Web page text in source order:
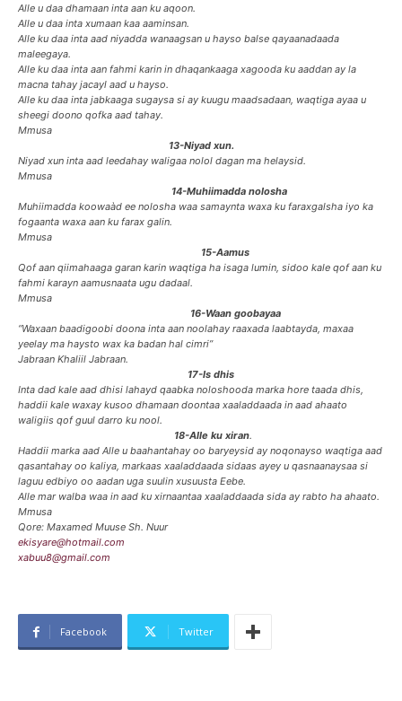
Alle u daa dhamaan inta aan ku aqoon.
Alle u daa inta xumaan kaa aaminsan.
Alle ku daa inta aad niyadda wanaagsan u hayso balse qayaanadaada
maleegaya.
Alle ku daa inta aan fahmi karin in dhaqankaaga xagooda ku aaddan ay la
macna tahay jacayl aad u hayso.
Alle ku daa inta jabkaaga sugaysa si ay kuugu maadsadaan, waqtiga ayaa u
sheegi doono qofka aad tahay.
Mmusa
13-Niyad xun.
Niyad xun inta aad leedahay waligaa nolol dagan ma helaysid.
Mmusa
14-Muhiimadda nolosha
Muhiimadda koowaàd ee nolosha waa samaynta waxa ku faraxgalsha iyo ka
fogaanta waxa aan ku farax galin.
Mmusa
15-Aamus
Qof aan qiimahaaga garan karin waqtiga ha isaga lumin, sidoo kale qof aan ku
fahmi karayn aamusnaata ugu dadaal.
Mmusa
16-Waan goobayaa
“Waxaan baadigoobi doona inta aan noolahay raaxada laabtayda, maxaa
yeelay ma haysto wax ka badan hal cimri”
Jabraan Khaliil Jabraan.
17-Is dhis
Inta dad kale aad dhisi lahayd qaabka noloshooda marka hore taada dhis,
haddii kale waxay kusoo dhamaan doontaa xaaladdaada in aad ahaato
waligiis qof guul darro ku nool.
18-Alle ku xiran.
Haddii marka aad Alle u baahantahay oo baryeysid ay noqonayso waqtiga aad
qasantahay oo kaliya, markaas xaaladdaada sidaas ayey u qasnaanaysaa si
laguu edbiyo oo aadan uga suulin xusuusta Eebe.
Alle mar walba waa in aad ku xirnaantaa xaaladdaada sida ay rabto ha ahaato.
Mmusa
Qore: Maxamed Muuse Sh. Nuur
ekisyare@hotmail.com
xabuu8@gmail.com
Facebook Twitter